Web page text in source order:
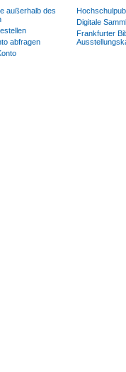
außerhalb des
abfragen
Digitale
Frankfurter